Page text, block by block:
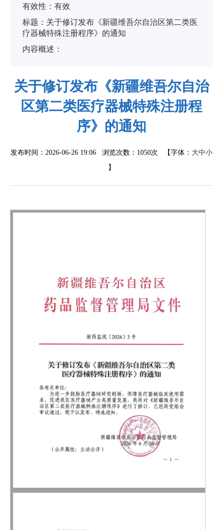
有效性： 有效
标题： 关于修订发布《新疆维吾尔自治区第二类医
疗器械特殊注册程序》的通知
内容概述：
关于修订发布《新疆维吾尔自治
区第二类医疗器械特殊注册程
序》的通知
发布时间：2026-06-26 19:06 浏览次数： 1050次 【字体： 大中小
】